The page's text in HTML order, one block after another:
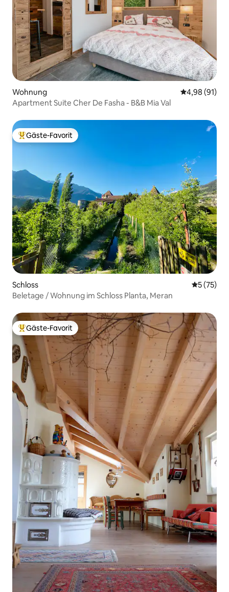
Wohnung
4,98 (91)
Apartment Suite Cher De Fasha - B&B Mia Val
Beliebter Gäste-Favorit.
Gäste-Favorit
Schloss
5 (75)
Beletage / Wohnung im Schloss Planta, Meran
Beliebter Gäste-Favorit.
Gäste-Favorit